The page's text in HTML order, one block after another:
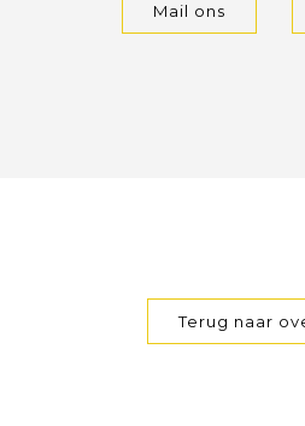
Mail ons
Terug naar